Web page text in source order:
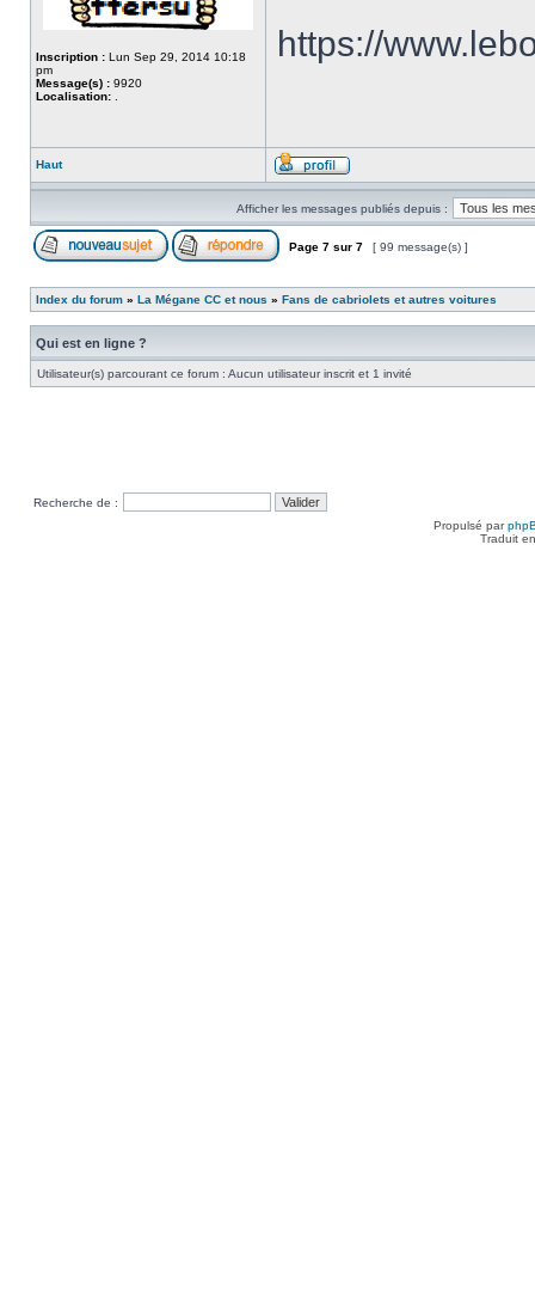
Inscription : Lun Sep 29, 2014 10:18
pm
Message(s) : 9920
Localisation:
https://
Haut
Afficher les messages publiés depuis :
Page 7 sur 7 [ 99 message(s) ]
Index du forum » La Mégane CC et nous » Fans de cabriolets et autres voitures
Qui est en ligne ?
Utilisateur(s) parcourant ce forum : Aucun utilisateur inscrit et 1 invité
Recherche de :
Propulsé par
Traduit